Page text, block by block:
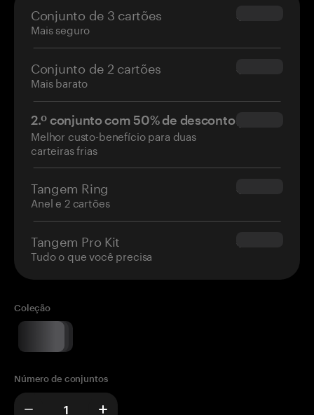
Conjunto de 3 cartões
Mais seguro
$69.90
Conjunto de 2 cartões
Mais barato
$54.90
2.º conjunto com 50% de desconto
Melhor custo-benefício para duas
carteiras frias
$34.95
Tangem Ring
Anel e 2 cartões
$160.00
Tangem Pro Kit
Tudo o que você precisa
$180.00
Coleção
Número de conjuntos